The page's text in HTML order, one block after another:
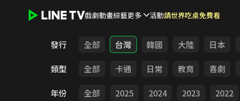
戲劇動畫綜藝更多 活動請世界吃桌免費看
發行 全部 台灣 韓國 大陸 日本
類型
全部 卡通 日常 教育 喜劇
年份
全部 2025 2024 2023 2022